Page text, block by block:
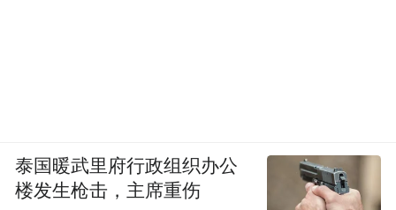
泰国暖武里府行政组织办公
楼发生枪击，主席重伤